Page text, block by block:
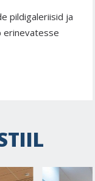
pildigaleriisid ja
erinevatesse